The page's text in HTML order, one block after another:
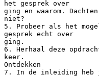
het gesprek over
ging en waarom.
niet?
5. Probeer als het
gesprek echt over
ging.
6. Herhaal deze
keer.
Ontdekken
7. In de inleiding heb